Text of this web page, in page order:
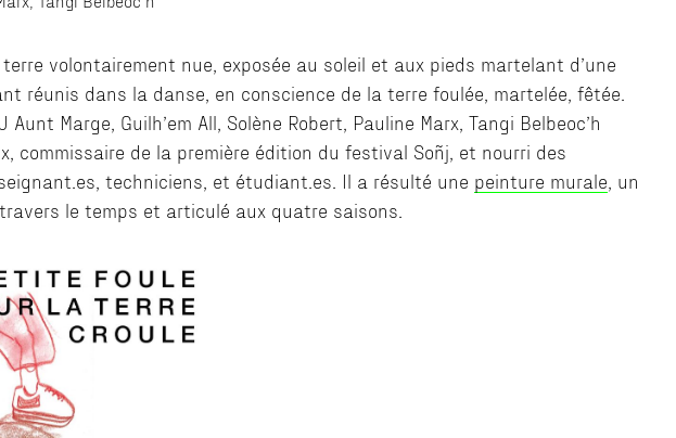
volontairement nue, exposée au soleil et aux pieds martelant d’une
réunis dans la danse, en conscience de la terre foulée, martelée, fêtée.
Marge, Guilh’em All, Solène Robert, Pauline Marx, Tangi Belbeoc’h
de la première édition du festival Soñj, et nourri des
techniciens, et étudiant.es. Il a résulté une peinture murale , un
le temps et articulé aux quatre saisons.